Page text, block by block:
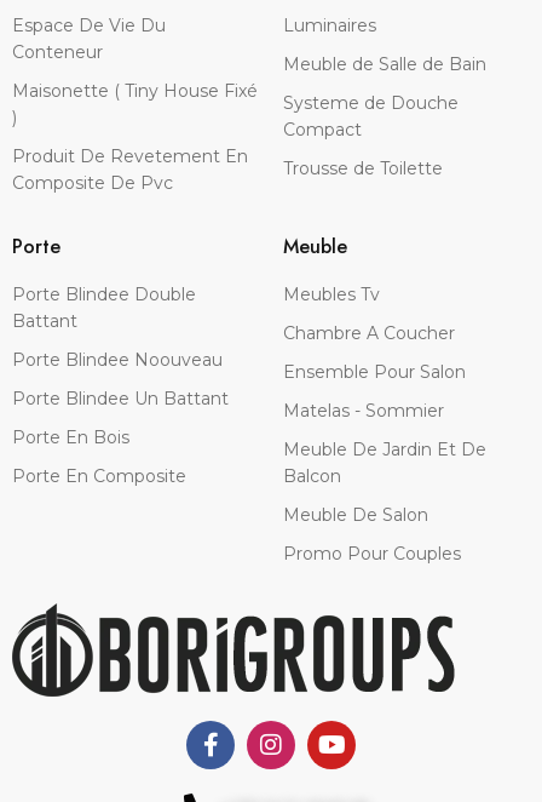
Espace De Vie Du
Conteneur
Maisonette ( Tiny House Fixé
)
Produit De Revetement En
Composite De Pvc
Luminaires
Meuble de Salle de Bain
Systeme de Douche
Compact
Trousse de Toilette
Porte
Porte Blindee Double
Battant
Porte Blindee Noouveau
Porte Blindee Un Battant
Porte En Bois
Porte En Composite
Meuble
Meubles Tv
Chambre A Coucher
Ensemble Pour Salon
Matelas - Sommier
Meuble De Jardin Et De
Balcon
Meuble De Salon
Promo Pour Couples